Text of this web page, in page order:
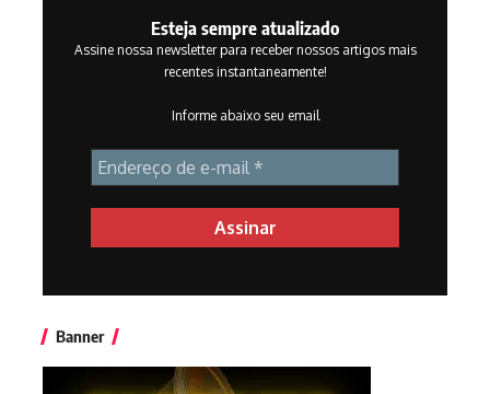
Esteja sempre atualizado
Assine nossa newsletter para receber nossos artigos mais
recentes instantaneamente!
Informe abaixo seu email
Banner